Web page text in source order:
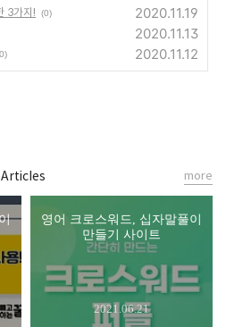
3가지! (0) 2020.11.19
2020.11.13
2020.11.12
Articles
영어 크로스워드, 십자말풀이
만들기 사이트
2021.06.21
more